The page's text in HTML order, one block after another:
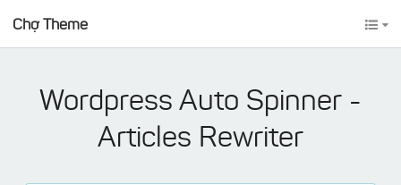
Chợ Theme
Wordpress Auto Spinner -
Articles Rewriter